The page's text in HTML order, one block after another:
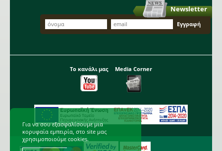
Newsletter
Το κανάλι μας Media Corner
Για να σου εξασφαλίσουμε μια
κορυφαία εμπειρία, στο site μας
χρησιμοποιούμε cookies.